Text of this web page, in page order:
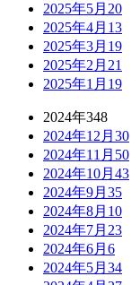
2025年5月 20
2025年4月 13
2025年3月 19
2025年2月 21
2025年1月 19
2024年348
2024年12月 30
2024年11月 50
2024年10月 43
2024年9月 35
2024年8月 10
2024年7月 23
2024年6月 6
2024年5月 34